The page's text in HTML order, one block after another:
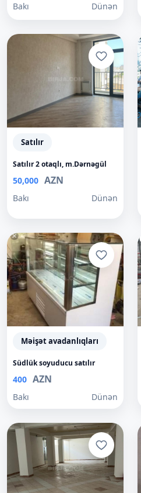
Bakı
Dünən
Satılır
Satılır 2 otaqlı, m.Dərnəgül
50,000 AZN
Bakı Dünən
Məişət avadanlıqları
Südlük soyuducu satılır
400 AZN
Bakı Dünən